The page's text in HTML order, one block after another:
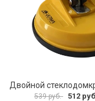
539 руб. 512